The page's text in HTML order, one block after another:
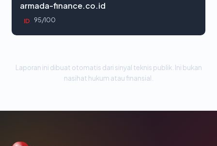
armada-finance.co.id
ID 95/100
Laporan ini dibuat otomatis dari sinyal teknis publik. Ini bukan
nasihat hukum atau finansial.